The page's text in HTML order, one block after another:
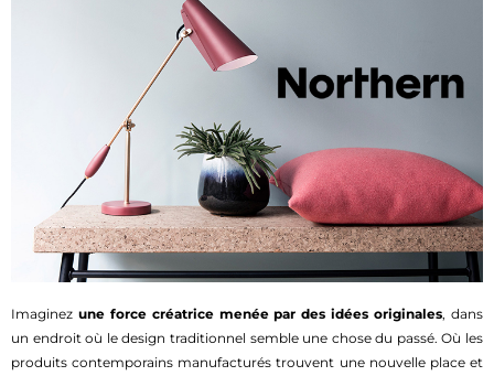
notre site, cliquez
Imaginez une force créatrice menée par des idées originales, dans
un endroit où le design traditionnel semble une chose du passé. Où les
produits contemporains manufacturés trouvent une nouvelle place et